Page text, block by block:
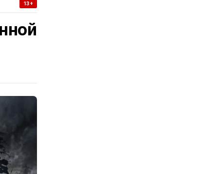
13+